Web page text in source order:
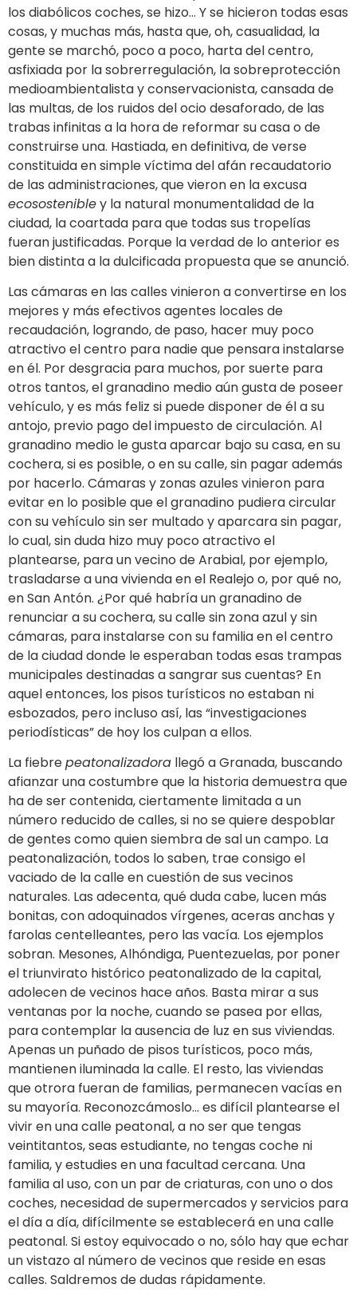
los diabólicos coches, se hizo… Y se hicieron todas esas
cosas, y muchas más, hasta que, oh, casualidad, la
gente se marchó, poco a poco, harta del centro,
asfixiada por la sobrerregulación, la sobreprotección
medioambientalista y conservacionista, cansada de
las multas, de los ruidos del ocio desaforado, de las
trabas infinitas a la hora de reformar su casa o de
construirse una. Hastiada, en definitiva, de verse
constituida en simple víctima del afán recaudatorio
de las administraciones, que vieron en la excusa
ecosostenibley la natural monumentalidad de la
ciudad, la coartada para que todas sus tropelías
fueran justificadas. Porque la verdad de lo anterior es
bien distinta a la dulcificada propuesta que se anunció.
Las cámaras en las calles vinieron a convertirse en los
mejores y más efectivos agentes locales de
recaudación, logrando, de paso, hacer muy poco
atractivo el centro para nadie que pensara instalarse
en él. Por desgracia para muchos, por suerte para
otros tantos, el granadino medio aún gusta de poseer
vehículo, y es más feliz si puede disponer de él a su
antojo, previo pago del impuesto de circulación. Al
granadino medio le gusta aparcar bajo su casa, en su
cochera, si es posible, o en su calle, sin pagar además
por hacerlo. Cámaras y zonas azules vinieron para
evitar en lo posible que el granadino pudiera circular
con su vehículo sin ser multado y aparcara sin pagar,
lo cual, sin duda hizo muy poco atractivo el
plantearse, para un vecino de Arabial, por ejemplo,
trasladarse a una vivienda en el Realejo o, por qué no,
en San Antón. ¿Por qué habría un granadino de
renunciar a su cochera, su calle sin zona azul y sin
cámaras, para instalarse con su familia en el centro
de la ciudad donde le esperaban todas esas trampas
municipales destinadas a sangrar sus cuentas? En
aquel entonces, los pisos turísticos no estaban ni
esbozados, pero incluso así, las “investigaciones
periodísticas” de hoy los culpan a ellos.
La fiebrepeatonalizadora llegó a Granada, buscando
afianzar una costumbre que la historia demuestra que
ha de ser contenida, ciertamente limitada a un
número reducido de calles, si no se quiere despoblar
de gentes como quien siembra de sal un campo. La
peatonalización, todos lo saben, trae consigo el
vaciado de la calle en cuestión de sus vecinos
naturales. Las adecenta, qué duda cabe, lucen más
bonitas, con adoquinados vírgenes, aceras anchas y
farolas centelleantes, pero las vacía. Los ejemplos
sobran. Mesones, Alhóndiga, Puentezuelas, por poner
el triunvirato histórico peatonalizado de la capital,
adolecen de vecinos hace años. Basta mirar a sus
ventanas por la noche, cuando se pasea por ellas,
para contemplar la ausencia de luz en sus viviendas.
Apenas un puñado de pisos turísticos, poco más,
mantienen iluminada la calle. El resto, las viviendas
que otrora fueran de familias, permanecen vacías en
su mayoría. Reconozcámoslo… es difícil plantearse el
vivir en una calle peatonal, a no ser que tengas
veintitantos, seas estudiante, no tengas coche ni
familia, y estudies en una facultad cercana. Una
familia al uso, con un par de criaturas, con uno o dos
coches, necesidad de supermercados y servicios para
el día a día, difícilmente se establecerá en una calle
peatonal. Si estoy equivocado o no, sólo hay que echar
un vistazo al número de vecinos que reside en esas
calles. Saldremos de dudas rápidamente.